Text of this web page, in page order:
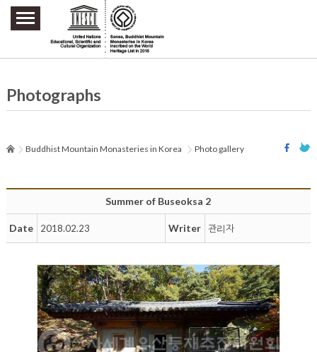
주요메뉴 바로가기
본문 바로가기
하단메뉴 바로가기
Photographs
Buddhist Mountain Monasteries in Korea Photo gallery
Summer of Buseoksa 2
Date 2018.02.23 Writer 관리자